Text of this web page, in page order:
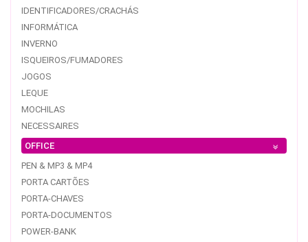
IDENTIFICADORES/CRACHÁS
INFORMÁTICA
INVERNO
ISQUEIROS/FUMADORES
JOGOS
LEQUE
MOCHILAS
NECESSAIRES
OFFICE
PEN & MP3 & MP4
PORTA CARTÕES
PORTA-CHAVES
PORTA-DOCUMENTOS
POWER-BANK